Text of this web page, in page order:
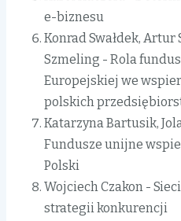
e-biznesu
Konrad Swałdek, Artur
Szmeling - Rola
Europejskiej we
polskich
Katarzyna Bartusik,
Fundusze unijne
Polski
Wojciech Czakon -
strategii konkurencji